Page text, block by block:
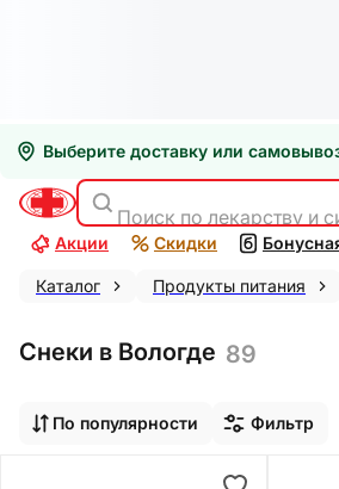
Выберите доставку или
Поиск по лекарству и
Акции Скидки
Каталог Продукты питания
Снеки в Вологде 89
По популярности Фильтр